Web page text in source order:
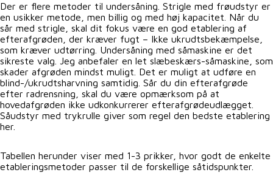
Der er flere metoder til undersåning. Strigle med frøudstyr er
en usikker metode, men billig og med høj kapacitet. Når du
sår med strigle, skal dit fokus være en god etablering af
efterafgrøden, der kræver fugt – Ikke ukrudtsbekæmpelse,
som kræver udtørring. Undersåning med såmaskine er det
sikreste valg. Jeg anbefaler en let slæbeskærs-såmaskine, som
skader afgrøden mindst muligt. Det er muligt at udføre en
blind-/ukrudtsharvning samtidig. Sår du din efterafgrøde
efter radrensning, skal du være opmærksom på at
hovedafgrøden ikke udkonkurrerer efterafgrødeudlægget.
Såudstyr med trykrulle giver som regel den bedste etablering
her.
Tabellen herunder viser med 1-3 prikker, hvor godt de enkelte
etableringsmetoder passer til de forskellige såtidspunkter.